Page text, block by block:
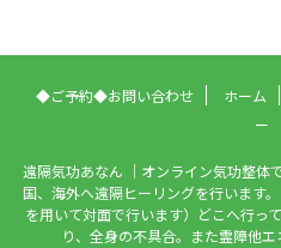
◆ご予約◆お問い合わせ ホーム
ー
遠隔気功あなん ｜オンライン気功整体
国、海外へ遠隔ヒーリングを行います
を用いて対面で行います）どこへ行っ
り、全身の不具合。また霊障他エ